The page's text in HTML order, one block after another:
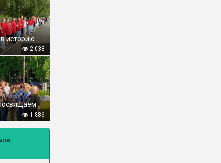
историю
2 038
1 886